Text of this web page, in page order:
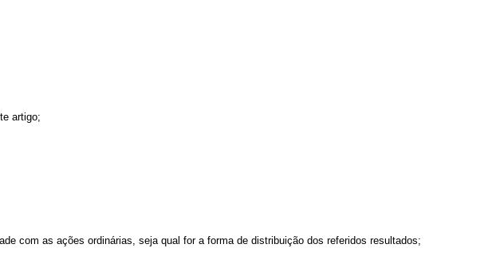
artigo;
com as ações ordinárias, seja qual for a forma de distribuição dos referidos resultados;